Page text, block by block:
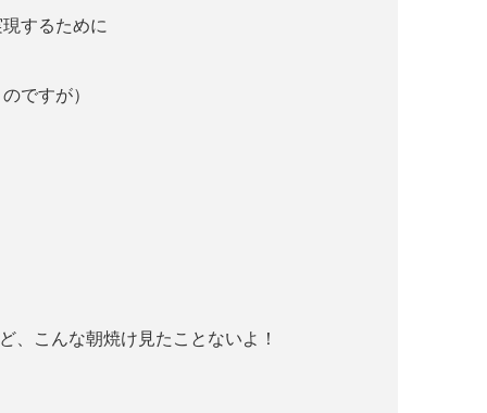
するために
ですが）
、こんな朝焼け見たことないよ！